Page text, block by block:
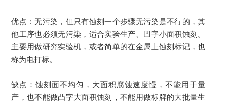
优点：无污染，但只有蚀刻一个步骤无污染是不行的，其
他工序也必须无污染，适合实验生产、凹字小面积蚀刻。
主要用做研究实验机，或者简单的在金属上蚀刻标记，也
称为电打标。
缺点：蚀刻面不均匀，大面积腐蚀速度慢，不能用于量
产，也不能做凸字大面积蚀刻，不能用做标牌的大批量生